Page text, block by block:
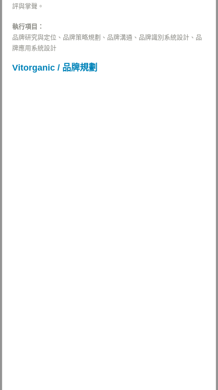
評與掌聲。
執行項目：
品牌研究與定位、品牌策略規劃、品牌溝通、品牌識別系統設計、品
牌應用系統設計
Vitorganic / 品牌規劃